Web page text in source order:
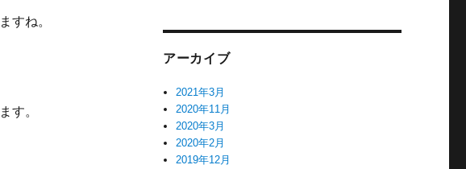
すね。
す。
アーカイブ
2021年3月
2020年11月
2020年3月
2020年2月
2019年12月